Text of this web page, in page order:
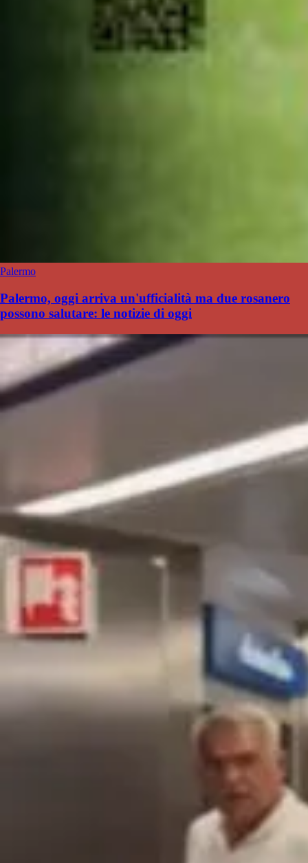
Palermo
Palermo, oggi arriva un'ufficialità ma due rosanero
possono salutare: le notizie di oggi